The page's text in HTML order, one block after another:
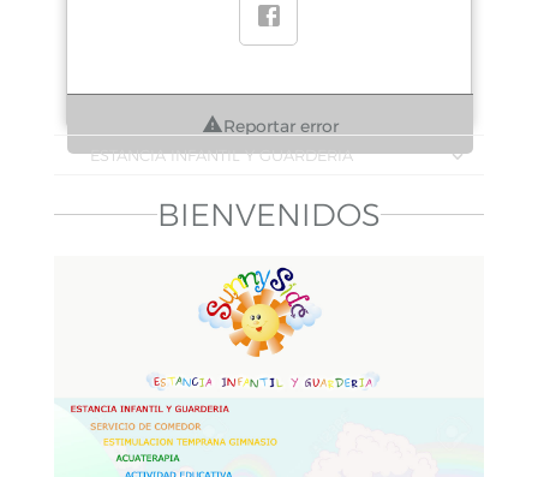
Reportar error
ESTANCIA INFANTIL Y GUARDERIA
BIENVENIDOS